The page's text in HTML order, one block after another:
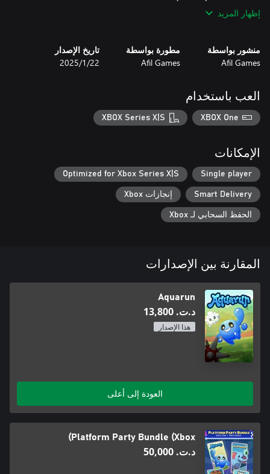
إعادة المحاولة الفورية: استمتع بمحاولات سلسة للحفاظ على تدفق
والمكافآت المرضية لإتقان اللعبة.
إظهار المزيد
منشور بواسطة
Afil Games
مطورة بواسطة
Afil Games
تاريخ الإصدار
22‏/1‏/2025
العب باستخدام
XBOX One
XBOX Series X|S
الإمكانات
Single player
Optimized for Xbox Series X|S
Smart Delivery إنجازات Xbox
الحفظ السحابي لـ Xbox
المقارنة بين الإصدارات
Aquarun
د.ت.‏ 13,800
هذا الإصدار
العودة إلى أعلى
Platform Party Bundle (Xbox)
د.ت.‏ 50,000